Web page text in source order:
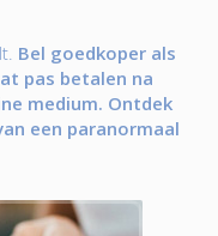
Bel goedkoper als
pas betalen na
medium. Ontdek
een paranormaal